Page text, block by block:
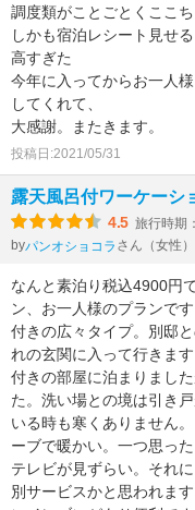
調度類がことごとくここち
しかも宿泊レシート見せ
高すぎた
今年に入ってからお一人
してくれて、
大感謝。またきます。
投稿日:2021/05/31
露天風呂付ワーケーシ
4.5 旅行時期
byパンオショコラ さん（女性）
なんと素泊り税込4900円
ン、お一人様のプランで
付きの広々タイプ。別邸
れの玄関に入って行きま
付きの部屋に泊まりまし
た。洗い場との境は引き
いる時も寒くありません
ーブで暖かい。一つ思っ
テレビが見ずらい。それ
別サービスかと思われま